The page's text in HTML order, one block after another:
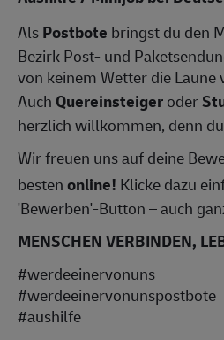
AlsPostbote bringst du den
Bezirk Post- und
von keinem Wetter die Laune
Auch Quereinsteigeroder
herzlich willkommen, denn
Wir freuen uns auf deine
bestenonline! Klicke dazu
'Bewerben'-Button – auch
MENSCHEN VERBINDEN,
#werdeeinervonuns
#werdeeinervonunspostbote
#aushilfe